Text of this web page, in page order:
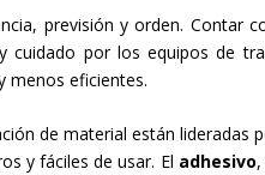
previsión y orden. Contar
cuidado por los equipos de
menos eficientes.
de material están lideradas
y fáciles de usar. El adhesivo